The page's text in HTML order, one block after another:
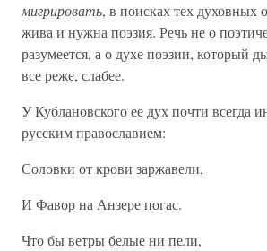
мигрировать, в поисках тех духовных
жива и нужна поэзия. Речь не о
разумеется, а о духе поэзии, который
все реже, слабее.
У Кублановского ее дух почти всегда
русским православием:
Соловки от крови заржавели,
И Фавор на Анзере погас.
Что бы ветры белые ни пели,